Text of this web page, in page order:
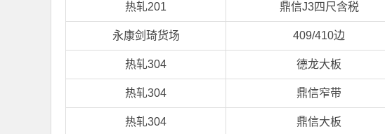
热轧201 鼎信J3四尺含税
永康剑琦货场 409/410边
热轧304 德龙大板
热轧304 鼎信窄带
热轧304 鼎信大板